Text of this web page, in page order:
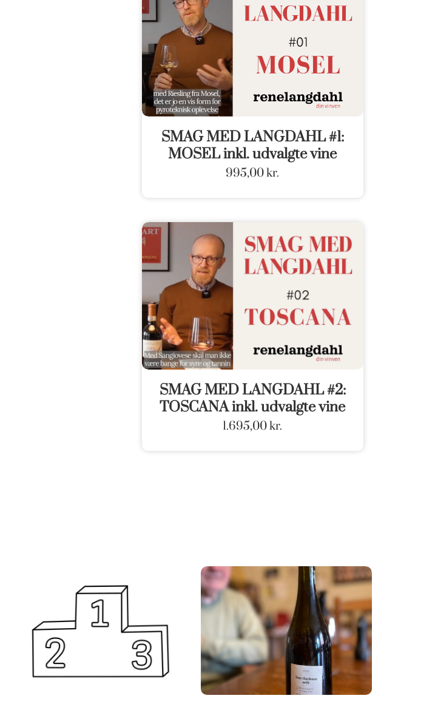
SMAG MED LANGDAHL #1:
MOSEL inkl. udvalgte vine
995,00kr.
SMAG MED LANGDAHL #2:
TOSCANA inkl. udvalgte vine
1.695,00kr.